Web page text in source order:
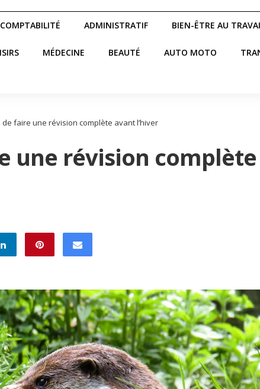
COMPTABILITÉ ADMINISTRATIF BIEN-ÊTRE AU
MÉDECINE BEAUTÉ AUTO MOTO
de faire une révision complète avant l’hiver
une révision complète